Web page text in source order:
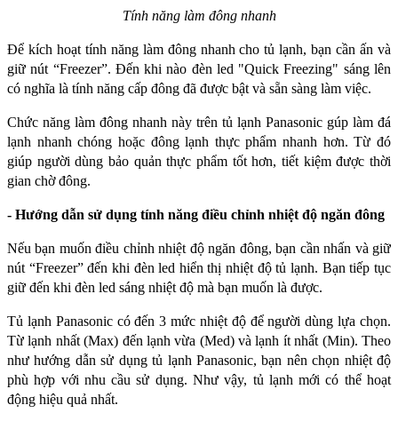
Tính năng làm đông nhanh
Để kích hoạt tính năng làm đông nhanh cho tủ lạnh, bạn cần ấn và
giữ nút “Freezer”. Đến khi nào đèn led "Quick Freezing" sáng lên
có nghĩa là tính năng cấp đông đã được bật và sẵn sàng làm việc.
Chức năng làm đông nhanh này trên tủ lạnh Panasonic gúp làm đá
lạnh nhanh chóng hoặc đông lạnh thực phẩm nhanh hơn. Từ đó
giúp người dùng bảo quản thực phẩm tốt hơn, tiết kiệm được thời
gian chờ đông.
- Hướng dẫn sử dụng tính năng điều chỉnh nhiệt độ ngăn đông
Nếu bạn muốn điều chỉnh nhiệt độ ngăn đông, bạn cần nhấn và giữ
nút “Freezer” đến khi đèn led hiển thị nhiệt độ tủ lạnh. Bạn tiếp tục
giữ đến khi đèn led sáng nhiệt độ mà bạn muốn là được.
Tủ lạnh Panasonic có đến 3 mức nhiệt độ để người dùng lựa chọn.
Từ lạnh nhất (Max) đến lạnh vừa (Med) và lạnh ít nhất (Min). Theo
như hướng dẫn sử dụng tủ lạnh Panasonic, bạn nên chọn nhiệt độ
phù hợp với nhu cầu sử dụng. Như vậy, tủ lạnh mới có thể hoạt
động hiệu quả nhất.